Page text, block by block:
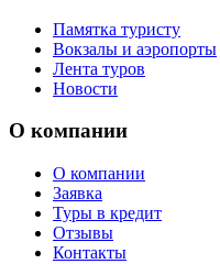
Памятка туристу
Вокзалы и аэропорты
Лента туров
Новости
О компании
О компании
Заявка
Туры в кредит
Отзывы
Контакты